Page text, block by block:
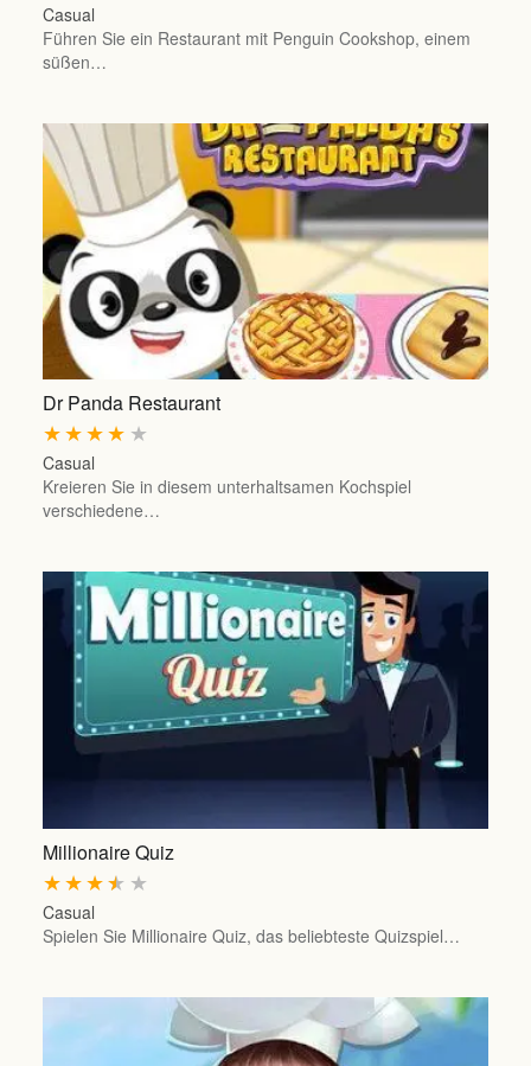
Casual
Führen Sie ein Restaurant mit Penguin Cookshop, einem
süßen…
Dr Panda Restaurant
★
★
★
★
★
Casual
Kreieren Sie in diesem unterhaltsamen Kochspiel
verschiedene…
Millionaire Quiz
★
★
★
★
★
Casual
Spielen Sie Millionaire Quiz, das beliebteste Quizspiel…